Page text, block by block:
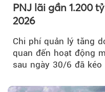
PNJ lãi gần 1.200
2026
Chi phí quản lý tăng
quan đến hoạt động
sau ngày 30/6 đã